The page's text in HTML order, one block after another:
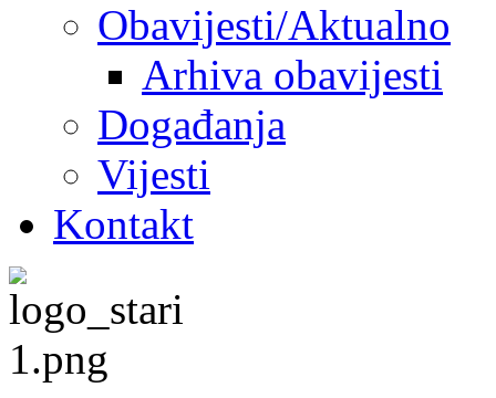
Obavijesti/Aktualno
Arhiva obavijesti
Događanja
Vijesti
Kontakt